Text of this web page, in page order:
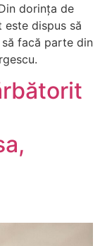
dorința de
este dispus să
facă parte din